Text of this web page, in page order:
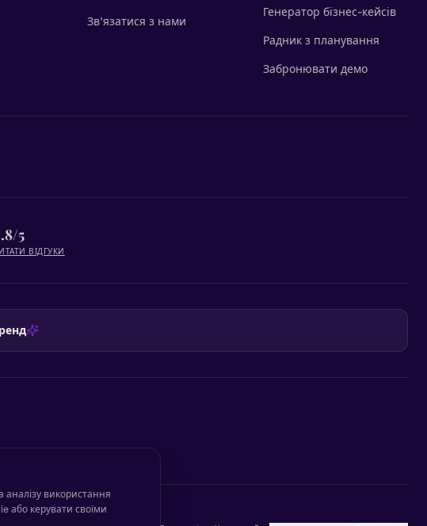
Зв'язатися з нами
Генератор бізнес-кейсів
Радник з планування
Забронювати демо
5
ВІДГУКИ
використання
або керувати своїми